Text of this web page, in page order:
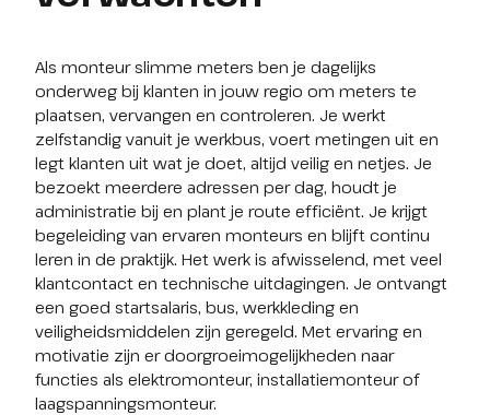
Als monteur slimme meters ben je dagelijks
onderweg bij klanten in jouw regio om meters te
plaatsen, vervangen en controleren. Je werkt
zelfstandig vanuit je werkbus, voert metingen uit en
legt klanten uit wat je doet, altijd veilig en netjes. Je
bezoekt meerdere adressen per dag, houdt je
administratie bij en plant je route efficiënt. Je krijgt
begeleiding van ervaren monteurs en blijft continu
leren in de praktijk. Het werk is afwisselend, met veel
klantcontact en technische uitdagingen. Je ontvangt
een goed startsalaris, bus, werkkleding en
veiligheidsmiddelen zijn geregeld. Met ervaring en
motivatie zijn er doorgroeimogelijkheden naar
functies als elektromonteur, installatiemonteur of
laagspanningsmonteur.